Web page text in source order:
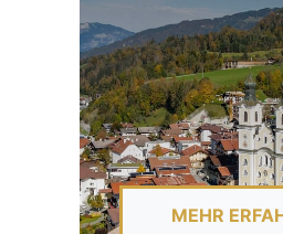
MEHR